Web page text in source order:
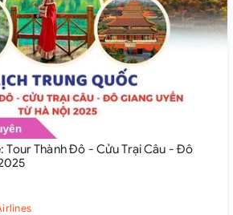
Tour Thành Đô - Cửu Trại Câu - Đô